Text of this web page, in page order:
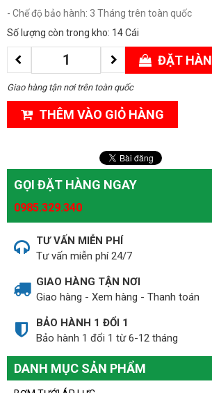
- Chế độ bảo hành: 3 Tháng trên toàn quốc
Số lượng còn trong kho: 14 Cái
ĐẶT
Giao hàng tận nơi trên toàn quốc
THÊM VÀO GIỎ HÀNG
GỌI ĐẶT HÀNG NGAY
0985.329.340
TƯ VẤN MIỄN PHÍ
Tư vấn miễn phí 24/7
GIAO HÀNG TẬN NƠI
Giao hàng - Xem hàng - Thanh toán
BẢO HÀNH 1 ĐỔI 1
Bảo hành 1 đổi 1 từ 6-12 tháng
DANH MỤC SẢN PHẨM